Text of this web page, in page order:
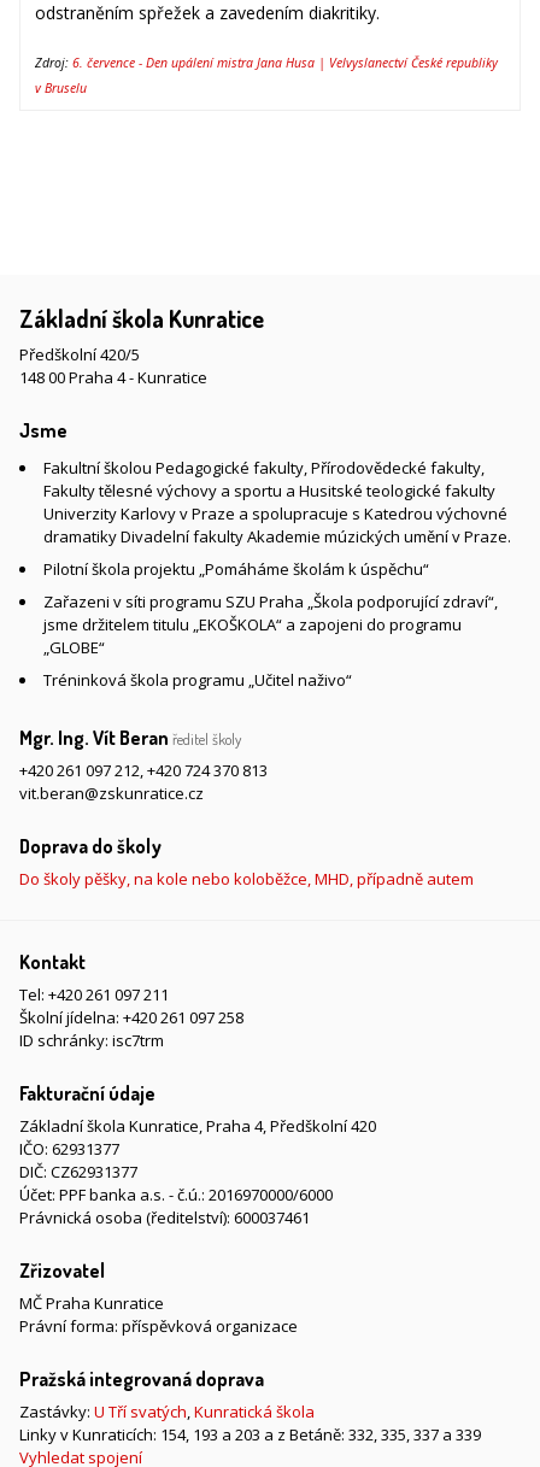
odstraněním spřežek a zavedením diakritiky.
Zdroj: 6. července - Den upálení mistra Jana Husa | Velvyslanectví České republiky
v Bruselu
Základní škola Kunratice
Předškolní 420/5
148 00 Praha 4 - Kunratice
Jsme
Fakultní školou Pedagogické fakulty, Přírodovědecké fakulty,
Fakulty tělesné výchovy a sportu a Husitské teologické fakulty
Univerzity Karlovy v Praze a spolupracuje s Katedrou výchovné
dramatiky Divadelní fakulty Akademie múzických umění v Praze.
Pilotní škola projektu „Pomáháme školám k úspěchu“
Zařazeni v síti programu SZU Praha „Škola podporující zdraví“,
jsme držitelem titulu „EKOŠKOLA“ a zapojeni do programu
„GLOBE“
Tréninková škola programu „Učitel naživo“
Mgr. Ing. Vít Beran ředitel školy
+420 261 097 212,+420 724 370 813
vit.beran@zskunratice.cz
Doprava do školy
Do školy pěšky, na kole nebo koloběžce, MHD, případně autem
Kontakt
Tel: +420 261 097 211
Školní jídelna: +420 261 097 258
ID schránky: isc7trm
Fakturační údaje
Základní škola Kunratice, Praha 4, Předškolní 420
IČO: 62931377
DIČ: CZ62931377
Účet: PPF banka a.s. - č.ú.: 2016970000/6000
Právnická osoba (ředitelství): 600037461
Zřizovatel
MČ Praha Kunratice
Právní forma: příspěvková organizace
Pražská integrovaná doprava
Zastávky: U Tří svatých,Kunratická škola
Linky v Kunraticích: 154, 193 a 203 a z Betáně: 332, 335, 337 a 339
Vyhledat spojení